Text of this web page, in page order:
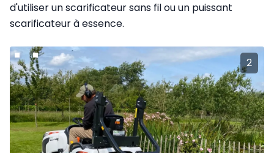
d'utiliser un scarificateur sans fil ou un puissant
scarificateur à essence.
2